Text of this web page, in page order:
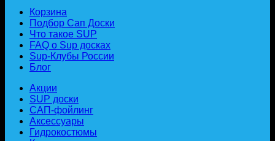
Корзина
Подбор Сап Доски
Что такое SUP
FAQ о Sup досках
Sup-Клубы России
Блог
Акции
SUP доски
САП-фойлинг
Аксессуары
Гидрокостюмы